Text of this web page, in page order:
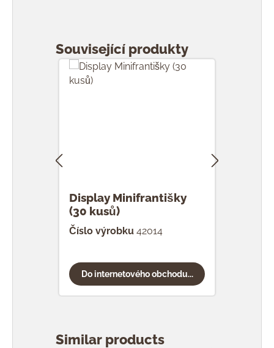
Související produkty
Display Minifrantišky
(30 kusů)
Číslo výrobku 42014
Do internetového obchodu...
Similar products